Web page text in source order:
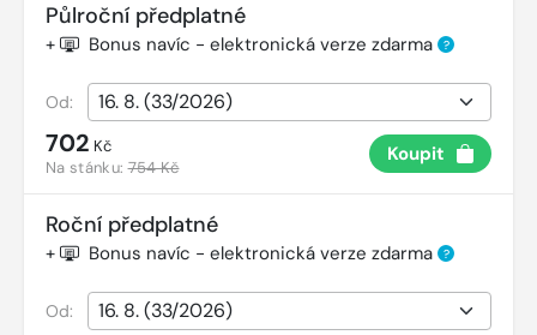
Půlroční předplatné
+ Bonus navíc - elektronická verze zdarma ?
Od:
702 Kč
Na stánku:754 Kč
Koupit
Roční předplatné
+ Bonus navíc - elektronická verze zdarma ?
Od: